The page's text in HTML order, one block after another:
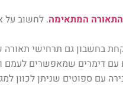
המתאימה. לחשוב על
בחשבון גם תרחישי תאורה
עם דימרים שמאפשרים
עם ספוטים שניתן לכוון